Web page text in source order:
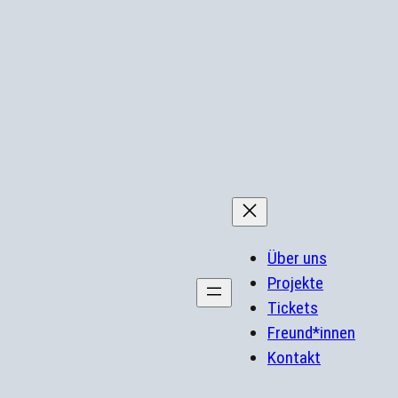
Über uns
Projekte
Tickets
Freund*innen
Kontakt